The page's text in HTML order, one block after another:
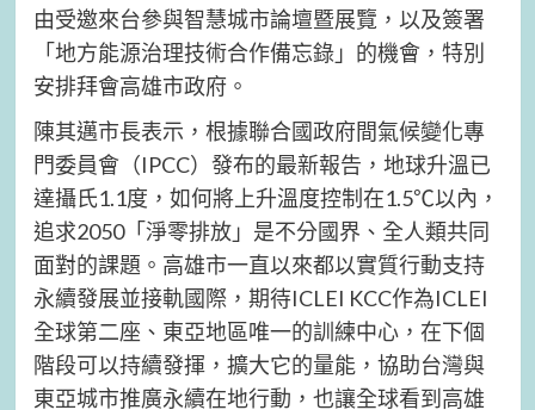
由受邀來台參與智慧城市論壇暨展覽，以及簽署
「地方能源治理技術合作備忘錄」的機會，特別
安排拜會高雄市政府。
陳其邁市長表示，根據聯合國政府間氣候變化專
門委員會（IPCC）發布的最新報告，地球升溫已
達攝氏1.1度，如何將上升溫度控制在1.5℃以內，
追求2050「淨零排放」是不分國界、全人類共同
面對的課題。高雄市一直以來都以實質行動支持
永續發展並接軌國際，期待ICLEI KCC作為ICLEI
全球第二座、東亞地區唯一的訓練中心，在下個
階段可以持續發揮，擴大它的量能，協助台灣與
東亞城市推廣永續在地行動，也讓全球看到高雄